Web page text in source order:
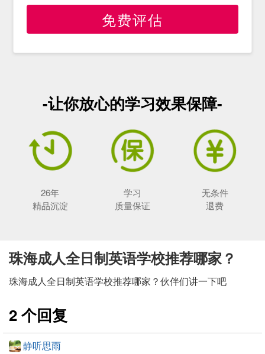
免费评估
-让你放心的学习效果保障-
26年
精品沉淀
学习
质量保证
无条件
退费
珠海成人全日制英语学校推荐哪家？
珠海成人全日制英语学校推荐哪家？伙伴们讲一下吧
2 个回复
静听思雨